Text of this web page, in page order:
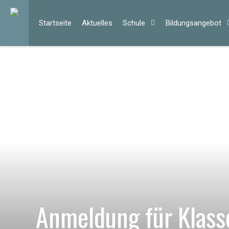
Start­sei­te Ak­tu­el­les Schu­le Bil­dungs­an­ge­bot
Anmeldung für